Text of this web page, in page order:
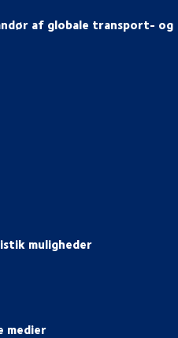
af globale transport- og
muligheder
medier